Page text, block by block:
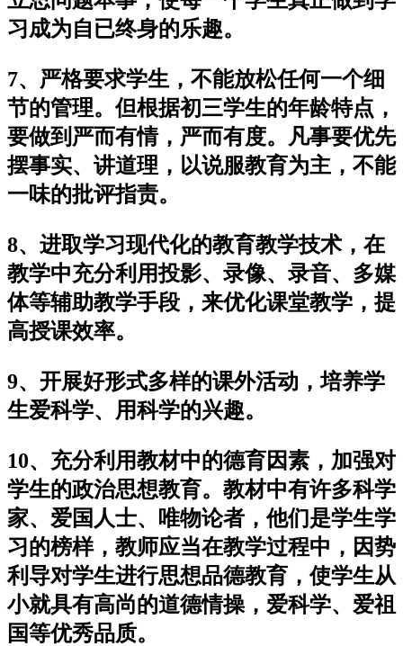
习成为自已终身的乐趣。
7、严格要求学生，不能放松任何一个细
节的管理。但根据初三学生的年龄特点，
要做到严而有情，严而有度。凡事要优先
摆事实、讲道理，以说服教育为主，不能
一味的批评指责。
8、进取学习现代化的教育教学技术，在
教学中充分利用投影、录像、录音、多媒
体等辅助教学手段，来优化课堂教学，提
高授课效率。
9、开展好形式多样的课外活动，培养学
生爱科学、用科学的兴趣。
10、充分利用教材中的德育因素，加强对
学生的政治思想教育。教材中有许多科学
家、爱国人士、唯物论者，他们是学生学
习的榜样，教师应当在教学过程中，因势
利导对学生进行思想品德教育，使学生从
小就具有高尚的道德情操，爱科学、爱祖
国等优秀品质。